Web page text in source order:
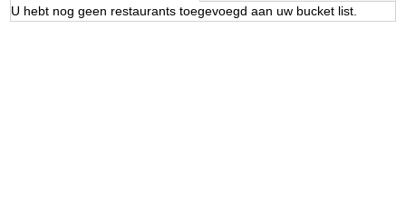
U hebt nog geen restaurants toegevoegd aan uw bucket list.